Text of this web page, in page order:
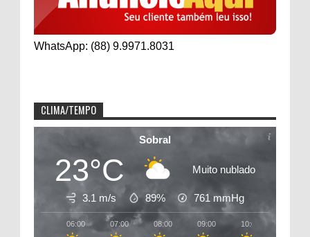
WhatsApp: (88) 9.9971.8031
CLIMA/TEMPO
Sobral
23°C Muito nublado
3.1 m/s 89% 761 mmHg
06:00 07:00 08:00 09:00 10:00